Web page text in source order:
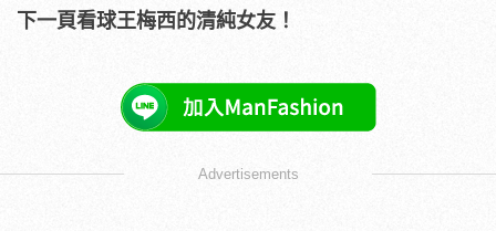
下一頁看球王梅西的清純女友！
Advertisements